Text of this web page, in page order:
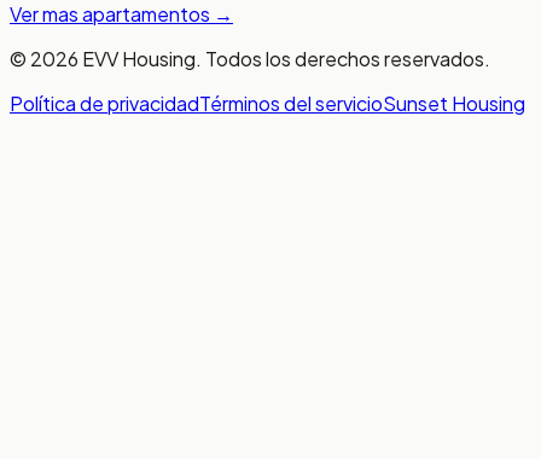
Ver mas apartamentos →
© 2026 EVV Housing. Todos los derechos reservados.
Política de privacidadTérminos del servicioSunset Housing